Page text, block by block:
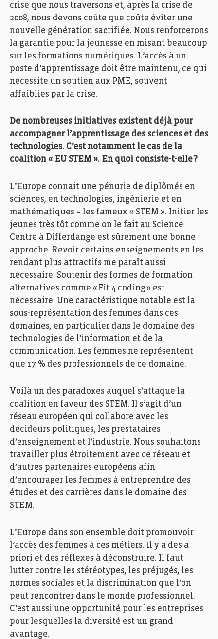
crise que nous traversons et, après la crise de
2008, nous devons coûte que coûte éviter une
nouvelle génération sacrifiée. Nous renforcerons
la garantie pour la jeunesse en misant beaucoup
sur les formations numériques. L’accès à un
poste d’apprentissage doit être maintenu, ce qui
nécessite un soutien aux PME, souvent
affaiblies par la crise.
De nombreuses initiatives existent déjà pour
accompagner l’apprentissage des sciences et des
technologies. C’est notamment le cas de la
coalition « EU STEM ». En quoi consiste-t-elle ?
L’Europe connait une pénurie de diplômés en
sciences, en technologies, ingénierie et en
mathématiques – les fameux « STEM ». Initier les
jeunes très tôt comme on le fait au Science
Centre à Differdange est sûrement une bonne
approche. Revoir certains enseignements en les
rendant plus attractifs me paraît aussi
nécessaire. Soutenir des formes de formation
alternatives comme « Fit 4 coding» est
nécessaire. Une caractéristique notable est la
sous-représentation des femmes dans ces
domaines, en particulier dans le domaine des
technologies de l’information et de la
communication. Les femmes ne représentent
que 17 % des professionnels de ce domaine.
Voilà un des paradoxes auquel s’attaque la
coalition en faveur des STEM. Il s’agit d’un
réseau européen qui collabore avec les
décideurs politiques, les prestataires
d’enseignement et l’industrie. Nous souhaitons
travailler plus étroitement avec ce réseau et
d’autres partenaires européens afin
d’encourager les femmes à entreprendre des
études et des carrières dans le domaine des
STEM.
L’Europe dans son ensemble doit promouvoir
l’accès des femmes à ces métiers. Il y a des a
priori et des réflexes à déconstruire. Il faut
lutter contre les stéréotypes, les préjugés, les
normes sociales et la discrimination que l’on
peut rencontrer dans le monde professionnel.
C’est aussi une opportunité pour les entreprises
pour lesquelles la diversité est un grand
avantage.